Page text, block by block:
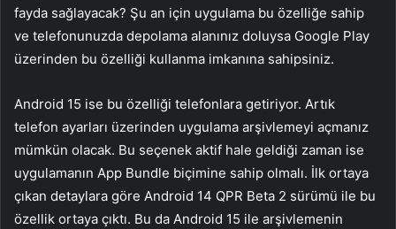
fayda sağlayacak? Şu an için uygulama bu özelliğe sahip
ve telefonunuzda depolama alanınız doluysa Google Play
üzerinden bu özelliği kullanma imkanına sahipsiniz.
Android 15 ise bu özelliği telefonlara getiriyor. Artık
telefon ayarları üzerinden uygulama arşivlemeyi açmanız
mümkün olacak. Bu seçenek aktif hale geldiği zaman ise
uygulamanın App Bundle biçimine sahip olmalı. İlk ortaya
çıkan detaylara göre Android 14 QPR Beta 2 sürümü ile bu
özellik ortaya çıktı. Bu da Android 15 ile arşivlemenin